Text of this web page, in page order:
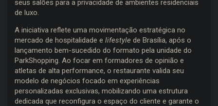
seus salões para a privacidade de ambientes residenciais
de luxo.
A iniciativa reflete uma movimentação estratégica no
mercado de hospitalidade e lifestyle de Brasília, após o
lançamento bem-sucedido do formato pela unidade do
ParkShopping. Ao focar em formadores de opinião e
atletas de alta performance, o restaurante valida seu
modelo de negócios focado em experiências
personalizadas exclusivas, mobilizando uma estrutura
dedicada que reconfigura o espaço do cliente e garante o